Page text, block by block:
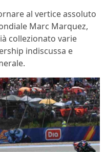
al vertice assoluto
Marc Marquez,
collezionato varie
indiscussa e